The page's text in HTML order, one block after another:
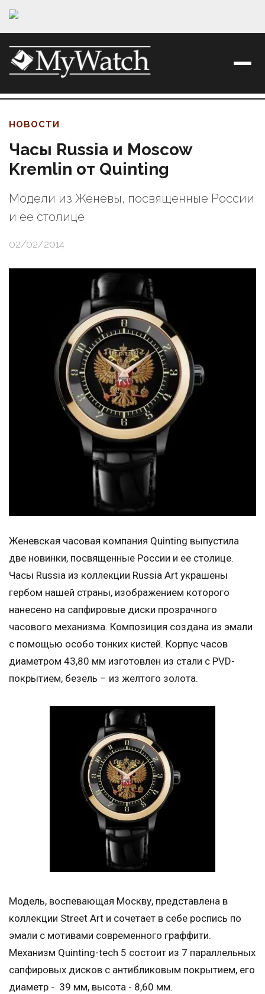
НОВОСТИ
Часы Russia и Moscow
Kremlin от Quinting
Модели из Женевы, посвященные России
и ее столице
02/02/2014
Женевская часовая компания Quinting выпустила
две новинки, посвященные России и ее столице.
Часы Russia из коллекции Russia Art украшены
гербом нашей страны, изображением которого
нанесено на сапфировые диски прозрачного
часового механизма. Композиция создана из эмали
с помощью особо тонких кистей. Корпус часов
диаметром 43,80 мм изготовлен из стали с PVD-
покрытием, безель – из желтого золота.
Модель, воспевающая Москву, представлена в
коллекции Street Art и сочетает в себе роспись по
эмали с мотивами современного граффити.
Механизм Quinting-tech 5 состоит из 7 параллельных
сапфировых дисков с антибликовым покрытием, его
диаметр - 39 мм, высота - 8,60 мм.